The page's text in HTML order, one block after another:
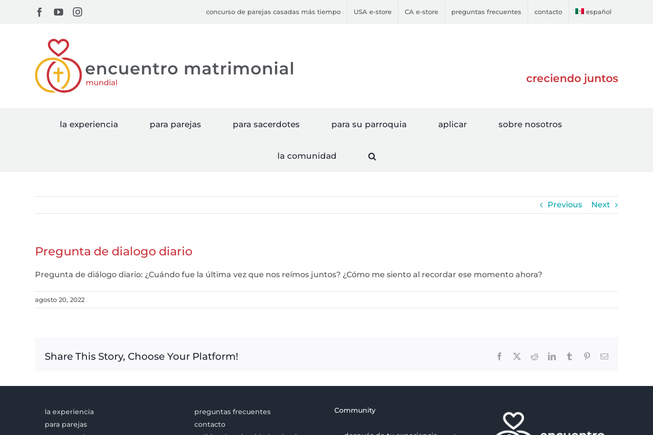
Facebook
YouTubeInstagram concurso de parejas casadas más tiempo USA e-store CA e-store preguntas frecuentes contacto español
creciendo juntos
la experiencia para parejas para sacerdotes para su parroquia aplicar sobre nosotros
la comunidad
Previous Next
Pregunta de dialogo diario
Pregunta de diálogo diario: ¿Cuándo fue la última vez que nos reímos juntos? ¿Cómo me siento al recordar ese momento ahora?
agosto 20, 2022
Share This Story, Choose Your Platform! Facebook RedditLinkedInTumblr PinterestEmail
la experiencia
para parejas
preguntas frecuentes
contacto
Community